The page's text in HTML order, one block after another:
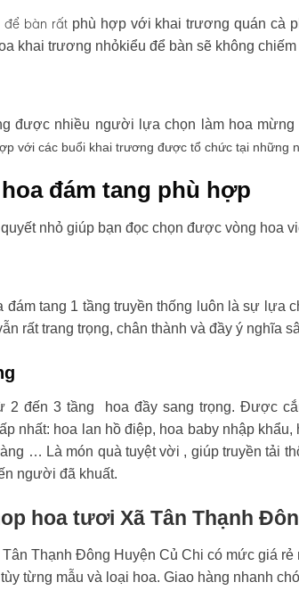
để bàn rấtphù hợp với khai trương quán cà
khai trương nhỏkiểu để bàn sẽ không
được nhiều người lựa chọn làm hoa
với các buổi khai trương được tổ chức tại những
đám tang phù hợp
nhỏ giúp bạn đọc chọn được vòng hoa
đám tang 1 tầng truyền thống luôn là sự lựa
rất trang trọng, chân thành và đầy ý nghĩa
2 đến 3 tầng hoa đầy sang trọng. Được
nhất: hoa lan hồ điệp, hoa baby nhập khẩu,
… Là món quà tuyệt vời , giúp truyền tải
người đã khuất.
hoa tươi Xã Tân Thạnh
Thạnh Đông Huyện Củ Chi có mức giá rẻ
từng mẫu và loại hoa. Giao hàng nhanh